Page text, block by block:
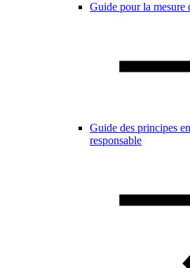
Guide pour la mesure
Guide des principes
responsable